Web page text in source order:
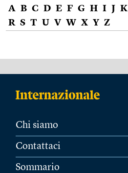
A B C D E F G H I J K
R S T U V W X Y Z
Chi siamo
Contattaci
Sommario